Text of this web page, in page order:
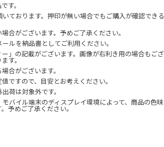
す。
ております。押印が無い場合でもご購入が確認できる
合がございます。予めご了承ください。
ルを納品書としてご利用ください。
」の記載がございます。画像が右利き用の場合もござ
す。
合がございます。
ですので、目安とお考えください。
荷は対象外です。
バイル端末のディスプレイ環境によって、商品の色味
予めご了承ください。